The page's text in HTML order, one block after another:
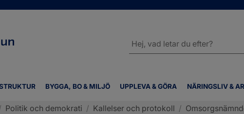
BYGGA, BO & MILJÖ UPPLEVA & GÖRA NÄRINGSLIV &
webbplatsen
Politik och demokrati / Kallelser och protokoll /